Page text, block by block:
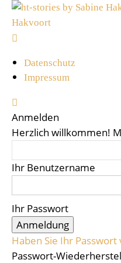
Hakvoort
Datenschutz
Impressum
Anmelden
Herzlich willkommen!
Ihr Benutzername
Ihr Passwort
Haben Sie Ihr
Passwort-